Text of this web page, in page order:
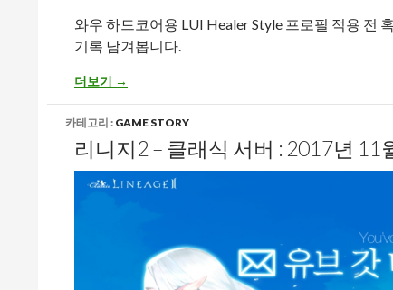
와우 하드코어용 LUI Healer Style 프로필 적용 전
기록 남겨봅니다.
[WOW_HC] 와우 하드코어 ElvUI 프로필 적용 시 추가 설
더보기 →
카테고리 : GAME STORY
리니지2 – 클래식 서버 : 2017년 11